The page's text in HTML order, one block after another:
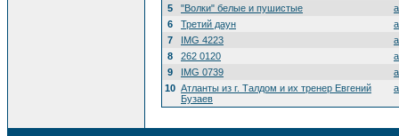
5
"Волки" белые и пушистые
6
Третий даун
7
IMG 4223
8
262 0120
9
IMG 0739
10 Атланты из г. Талдом и их тренер Евгений
Бузаев